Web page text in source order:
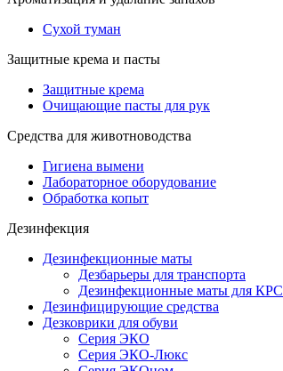
Сухой туман
Защитные крема и пасты
Защитные крема
Очищающие пасты для рук
Средства для животноводства
Гигиена вымени
Лабораторное оборудование
Обработка копыт
Дезинфекция
Дезинфекционные маты
Дезбарьеры для транспорта
Дезинфекционные маты для КРС
Дезинфицирующие средства
Дезковрики для обуви
Серия ЭКО
Серия ЭКО-Люкс